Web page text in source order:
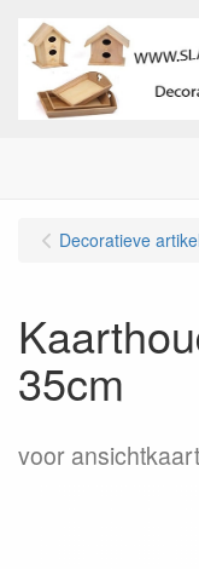
Decoratieve
35cm
voor